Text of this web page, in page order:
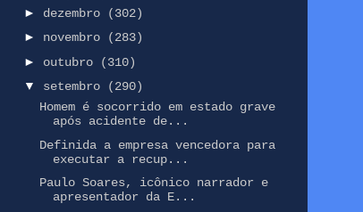
► dezembro
(302)
► novembro
(283)
► outubro
(310)
▼ setembro
(290)
Homem é socorrido em estado grave
após acidente de...
Definida a empresa vencedora para
executar a recup...
Paulo Soares, icônico narrador e
apresentador da E...